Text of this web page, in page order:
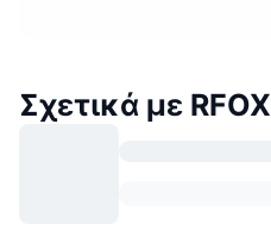
Σχετικά με RFOX